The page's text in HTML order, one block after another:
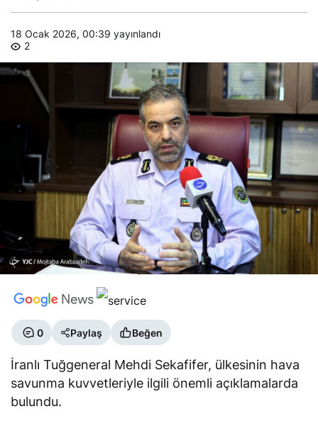
18 Ocak 2026, 00:39 yayınlandı
2
0 Paylaş Beğen
İranlı Tuğgeneral Mehdi Sekafifer, ülkesinin hava
savunma kuvvetleriyle ilgili önemli açıklamalarda
bulundu.